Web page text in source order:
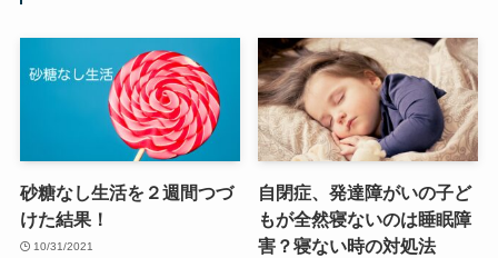
砂糖なし生活を２週間つづ
けた結果！
10/31/2021
自閉症、発達障がいの子ど
もが全然寝ないのは睡眠障
害？寝ない時の対処法